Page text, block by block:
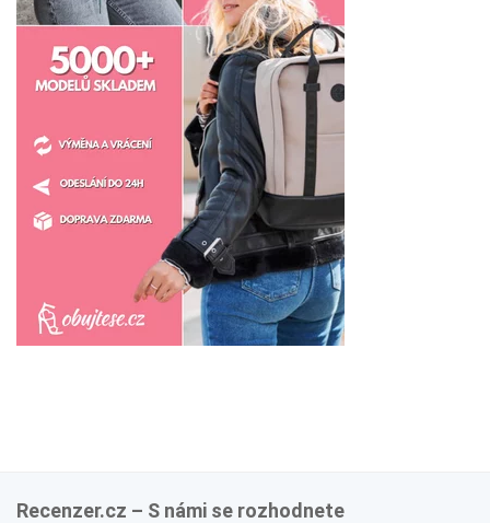
Recenzer.cz – S námi se rozhodnete